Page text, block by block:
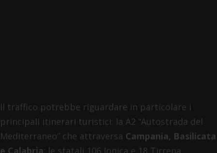
Il traffico potrebbe riguardare in particolare i
principali itinerari turistici: la A2 “Autostrada del
Mediterraneo” che attraversa Campania, Basilicata
e Calabria; le statali 106 Jonica e 18 Tirrena